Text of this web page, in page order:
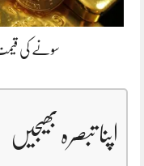
سونے کی قیمت
اپنا تبصرہ بھیجیں